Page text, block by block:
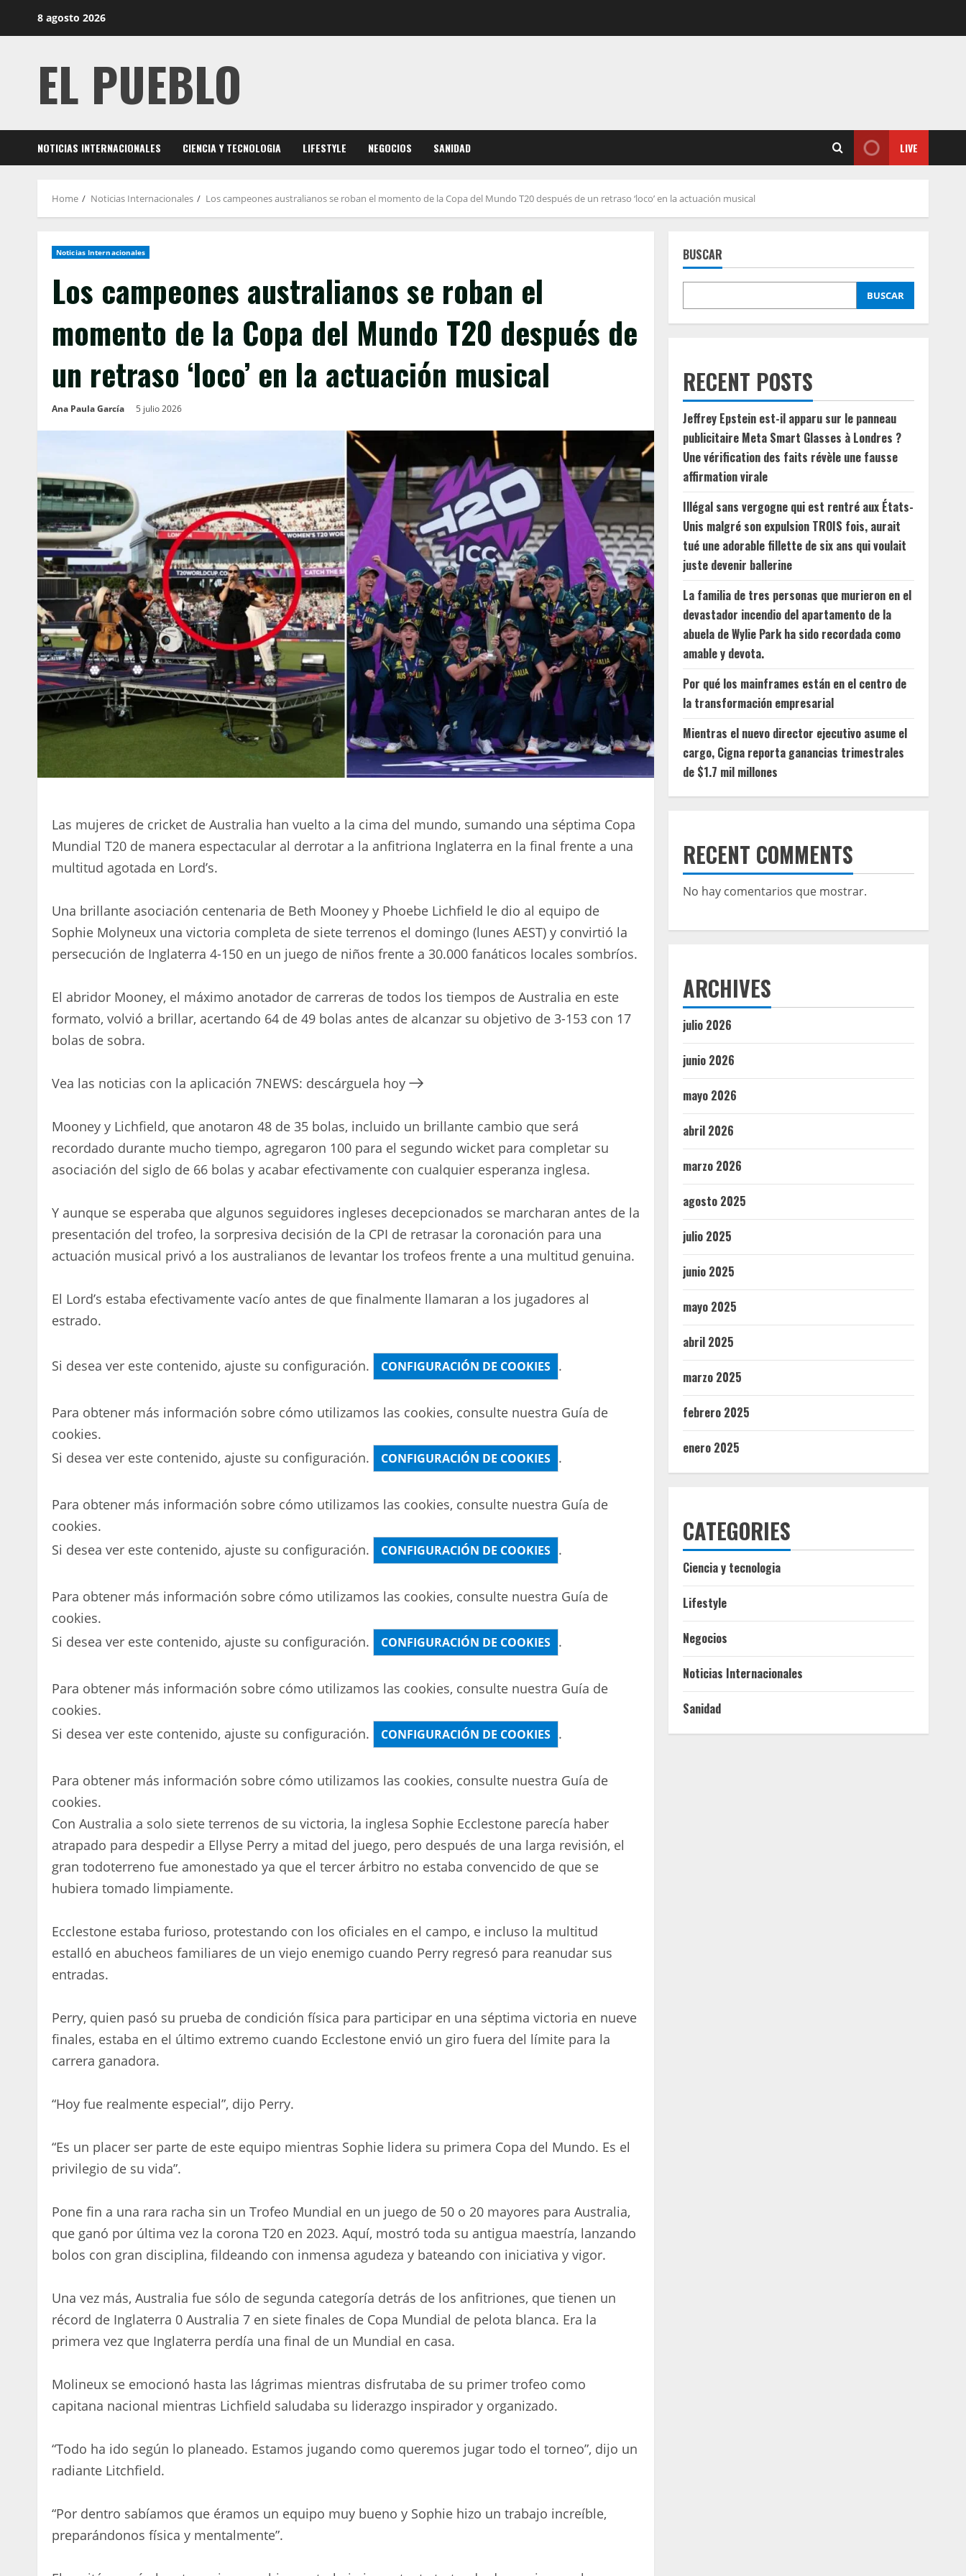
8 agosto 2026
EL PUEBLO
NOTICIAS INTERNACIONALES CIENCIA Y TECNOLOGIA LIFESTYLE NEGOCIOS SANIDAD LIVE
Home Noticias Internacionales Los campeones australianos se roban el momento de la Copa del Mundo T20 después de un retraso ‘loco’ en la actuación musical
Noticias Internacionales
Los campeones australianos se roban el
momento de la Copa del Mundo T20 después de
un retraso ‘loco’ en la actuación musical
Ana Paula García 5 julio 2026
Las mujeres de cricket de Australia han vuelto a la cima del mundo, sumando una séptima Copa
Mundial T20 de manera espectacular al derrotar a la anfitriona Inglaterra en la final frente a una
multitud agotada en Lord’s.
Una brillante asociación centenaria de Beth Mooney y Phoebe Lichfield le dio al equipo de
Sophie Molyneux una victoria completa de siete terrenos el domingo (lunes AEST) y convirtió la
persecución de Inglaterra 4-150 en un juego de niños frente a 30.000 fanáticos locales sombríos.
El abridor Mooney, el máximo anotador de carreras de todos los tiempos de Australia en este
formato, volvió a brillar, acertando 64 de 49 bolas antes de alcanzar su objetivo de 3-153 con 17
bolas de sobra.
Vea las noticias con la aplicación 7NEWS: descárguela hoy
Mooney y Lichfield, que anotaron 48 de 35 bolas, incluido un brillante cambio que será
recordado durante mucho tiempo, agregaron 100 para el segundo wicket para completar su
asociación del siglo de 66 bolas y acabar efectivamente con cualquier esperanza inglesa.
Y aunque se esperaba que algunos seguidores ingleses decepcionados se marcharan antes de la
presentación del trofeo, la sorpresiva decisión de la CPI de retrasar la coronación para una
actuación musical privó a los australianos de levantar los trofeos frente a una multitud genuina.
El Lord’s estaba efectivamente vacío antes de que finalmente llamaran a los jugadores al
estrado.
Si desea ver este contenido, ajuste su configuración. CONFIGURACIÓN DE COOKIES .
Para obtener más información sobre cómo utilizamos las cookies, consulte nuestra Guía de
cookies.
Si desea ver este contenido, ajuste su configuración.
CONFIGURACIÓN DE COOKIES .
Para obtener más información sobre cómo utilizamos las cookies, consulte nuestra Guía de
cookies.
Si desea ver este contenido, ajuste su configuración.
CONFIGURACIÓN DE COOKIES .
Para obtener más información sobre cómo utilizamos las cookies, consulte nuestra Guía de
cookies.
Si desea ver este contenido, ajuste su configuración.
CONFIGURACIÓN DE COOKIES .
Para obtener más información sobre cómo utilizamos las cookies, consulte nuestra Guía de
cookies.
Si desea ver este contenido, ajuste su configuración.
CONFIGURACIÓN DE COOKIES .
Para obtener más información sobre cómo utilizamos las cookies, consulte nuestra Guía de
cookies.
Con Australia a solo siete terrenos de su victoria, la inglesa Sophie Ecclestone parecía haber
atrapado para despedir a Ellyse Perry a mitad del juego, pero después de una larga revisión, el
gran todoterreno fue amonestado ya que el tercer árbitro no estaba convencido de que se
hubiera tomado limpiamente.
Ecclestone estaba furioso, protestando con los oficiales en el campo, e incluso la multitud
estalló en abucheos familiares de un viejo enemigo cuando Perry regresó para reanudar sus
entradas.
Perry, quien pasó su prueba de condición física para participar en una séptima victoria en nueve
finales, estaba en el último extremo cuando Ecclestone envió un giro fuera del límite para la
carrera ganadora.
“Hoy fue realmente especial”, dijo Perry.
“Es un placer ser parte de este equipo mientras Sophie lidera su primera Copa del Mundo. Es el
privilegio de su vida”.
Pone fin a una rara racha sin un Trofeo Mundial en un juego de 50 o 20 mayores para Australia,
que ganó por última vez la corona T20 en 2023. Aquí, mostró toda su antigua maestría, lanzando
bolos con gran disciplina, fildeando con inmensa agudeza y bateando con iniciativa y vigor.
Una vez más, Australia fue sólo de segunda categoría detrás de los anfitriones, que tienen un
récord de Inglaterra 0 Australia 7 en siete finales de Copa Mundial de pelota blanca. Era la
primera vez que Inglaterra perdía una final de un Mundial en casa.
Molineux se emocionó hasta las lágrimas mientras disfrutaba de su primer trofeo como
capitana nacional mientras Lichfield saludaba su liderazgo inspirador y organizado.
“Todo ha ido según lo planeado. Estamos jugando como queremos jugar todo el torneo”, dijo un
radiante Litchfield.
“Por dentro sabíamos que éramos un equipo muy bueno y Sophie hizo un trabajo increíble,
preparándonos física y mentalmente”.
BUSCAR
BUSCAR
RECENT POSTS
Jeffrey Epstein est-il apparu sur le panneau
publicitaire Meta Smart Glasses à Londres ?
Une vérification des faits révèle une fausse
affirmation virale
Illégal sans vergogne qui est rentré aux États-
Unis malgré son expulsion TROIS fois, aurait
tué une adorable fillette de six ans qui voulait
juste devenir ballerine
La familia de tres personas que murieron en el
devastador incendio del apartamento de la
abuela de Wylie Park ha sido recordada como
amable y devota.
Por qué los mainframes están en el centro de
la transformación empresarial
Mientras el nuevo director ejecutivo asume el
cargo, Cigna reporta ganancias trimestrales
de $1.7 mil millones
RECENT COMMENTS
No hay comentarios que mostrar.
ARCHIVES
julio 2026
junio 2026
mayo 2026
abril 2026
marzo 2026
agosto 2025
julio 2025
junio 2025
mayo 2025
abril 2025
marzo 2025
febrero 2025
enero 2025
CATEGORIES
Ciencia y tecnologia
Lifestyle
Negocios
Noticias Internacionales
Sanidad